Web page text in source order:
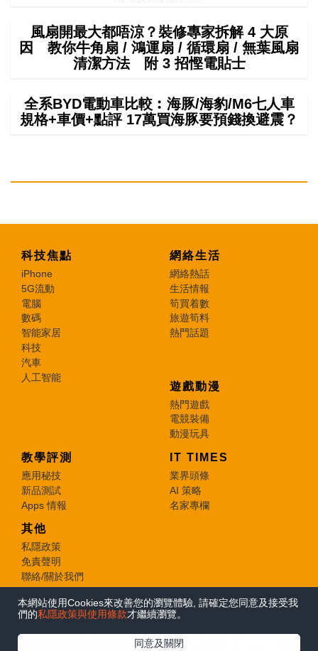
本網站使用Cookies來改善您的瀏覽體驗, 請確定您同意及接受我
們的私隱政策與使用條款才繼續瀏覽。
同意及關閉
風扇開最大都唔涼？裝修專家拆解 4 大原
因 教你牛角扇 / 鴻運扇 / 循環扇 / 無葉風扇
清潔方法 附 3 招慳電貼士
全系BYD電動車比較︰海豚/海豹/M6七人車
規格+車價+點評 17萬買海豚要預錢換避震？
科技焦點
iPhone
5G流動
電腦
數碼
智能家居
科技
汽車
人工智能
網絡生活
網絡熱話
生活情報
筍買着數
旅遊筍料
熱門話題
遊戲動漫
熱門遊戲
電競裝備
動漫玩具
教學評測
應用秘技
新品測試
Apps 情報
IT TIMES
業界頭條
AI 策略
名家專欄
其他
私隱政策
免責聲明
聯絡/關於我們
© 2026 e-zone. All Rights Reserved.